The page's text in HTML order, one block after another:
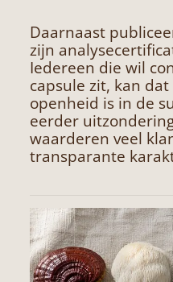
Daarnaast
zijn
Iedereen die wil
capsule zit, kan
openheid is in de
eerder
waarderen veel
transparante